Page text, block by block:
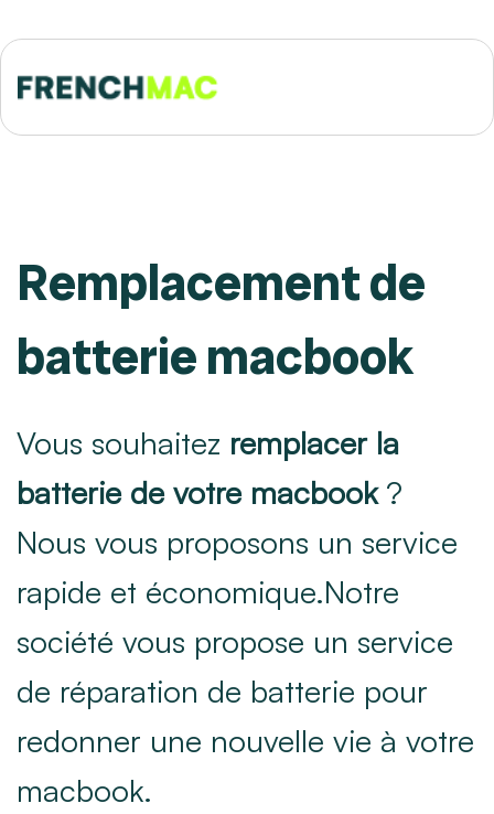
Remplacement de
batterie macbook
Vous souhaitez remplacer la
batterie de votre macbook?
Nous vous proposons un service
rapide et économique.Notre
société vous propose un service
de réparation de batterie pour
redonner une nouvelle vie à votre
macbook.